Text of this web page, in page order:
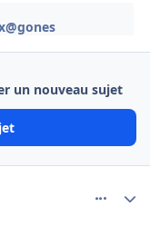
un nouveau sujet